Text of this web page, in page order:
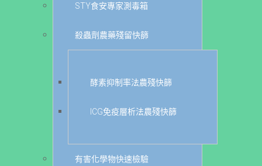
STY食安專家測毒箱
殺蟲劑農藥殘留快篩
酵素抑制率法農殘快篩
ICG免疫層析法農殘快篩
有害化學物快速檢驗